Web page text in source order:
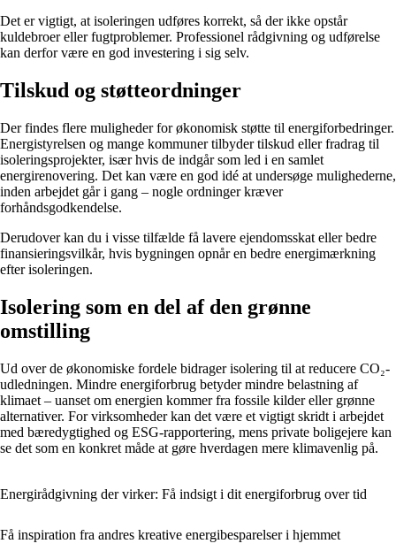
Det er vigtigt, at isoleringen udføres korrekt, så der ikke opstår
kuldebroer eller fugtproblemer. Professionel rådgivning og udførelse
kan derfor være en god investering i sig selv.
Tilskud og støtteordninger
Der findes flere muligheder for økonomisk støtte til energiforbedringer.
Energistyrelsen og mange kommuner tilbyder tilskud eller fradrag til
isoleringsprojekter, især hvis de indgår som led i en samlet
energirenovering. Det kan være en god idé at undersøge mulighederne,
inden arbejdet går i gang – nogle ordninger kræver
forhåndsgodkendelse.
Derudover kan du i visse tilfælde få lavere ejendomsskat eller bedre
finansieringsvilkår, hvis bygningen opnår en bedre energimærkning
efter isoleringen.
Isolering som en del af den grønne
omstilling
Ud over de økonomiske fordele bidrager isolering til at reducere CO₂-
udledningen. Mindre energiforbrug betyder mindre belastning af
klimaet – uanset om energien kommer fra fossile kilder eller grønne
alternativer. For virksomheder kan det være et vigtigt skridt i arbejdet
med bæredygtighed og ESG-rapportering, mens private boligejere kan
se det som en konkret måde at gøre hverdagen mere klimavenlig på.
Energirådgivning der virker: Få indsigt i dit energiforbrug over tid
Få inspiration fra andres kreative energibesparelser i hjemmet